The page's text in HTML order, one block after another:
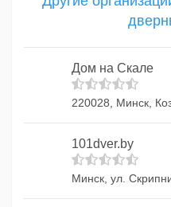
Дом на Скале
220028, Минск,
101dver.by
Минск, ул.